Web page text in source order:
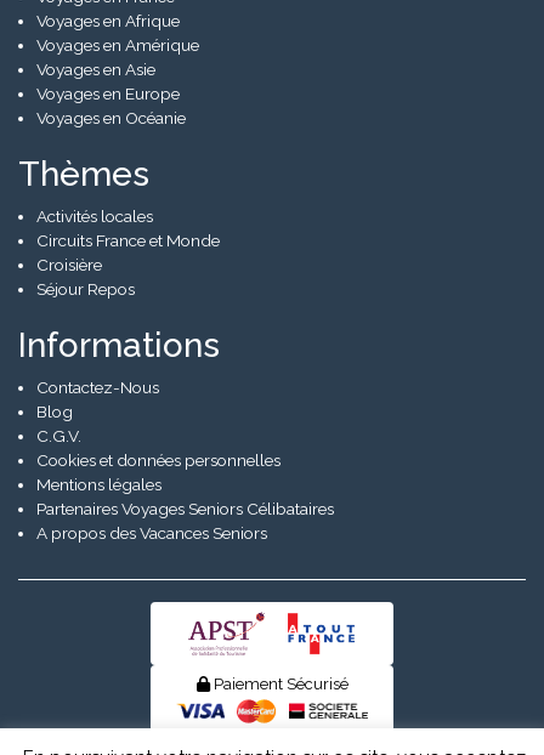
Voyages en Afrique
Voyages en Amérique
Voyages en Asie
Voyages en Europe
Voyages en Océanie
Thèmes
Activités locales
Circuits France et Monde
Croisière
Séjour Repos
Informations
Contactez-Nous
Blog
C.G.V.
Cookies et données personnelles
Mentions légales
Partenaires Voyages Seniors Célibataires
A propos des Vacances Seniors
Paiement Sécurisé
© Senior Evad 2026